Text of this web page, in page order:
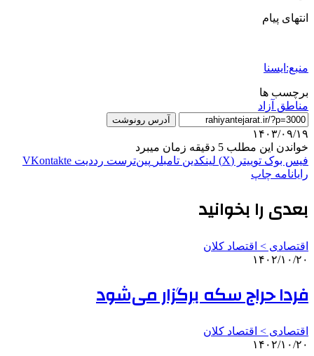
انتهای پیام
منبع:ایسنا
برچسب ها
مناطق آزاد
آدرس رونوشت
۱۴۰۳/۰۹/۱۹
خواندن این مطلب 5 دقیقه زمان میبرد
فیس بوک توییتر (X) لینکدین ‫تامبلر ‫پین‌ترست ‫رددیت ‫VKontakte
رایانامه چاپ
بعدی را بخوانید
اقتصادی > اقتصاد کلان
۱۴۰۲/۱۰/۲۰
فردا حراج سکه برگزار می‌شود
اقتصادی > اقتصاد کلان
۱۴۰۲/۱۰/۲۰